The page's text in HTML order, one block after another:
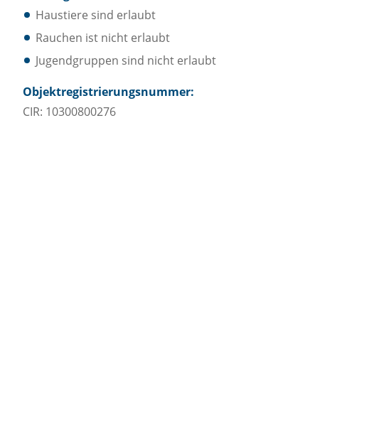
Haustiere sind erlaubt
Rauchen ist nicht erlaubt
Jugendgruppen sind nicht erlaubt
Objektregistrierungsnummer:
CIR: 10300800276